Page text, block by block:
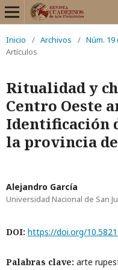
Inicio / Archivos / Núm. 19
Artículos
Ritualidad y
Centro Oeste
Identificación
la provincia de
Alejandro García
Universidad Nacional de San
DOI: https://doi.org/
Palabras clave: arte